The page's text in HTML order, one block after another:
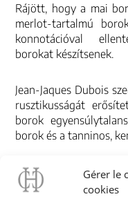
Gérer le
cookies
Rájött, hogy a mai
merlot-tartalmú
konnotációval
borokat készítsenek.
Jean-Jaques Dubois
rusztikusságát
borok
borok és a tanninos,
mértékben
cabernet franc-t,